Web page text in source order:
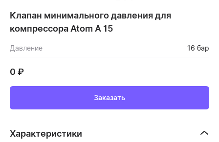
Клапан минимального давления для
компрессора Atom A 15
Давление 16 бар
0 ₽
Заказать
Характеристики